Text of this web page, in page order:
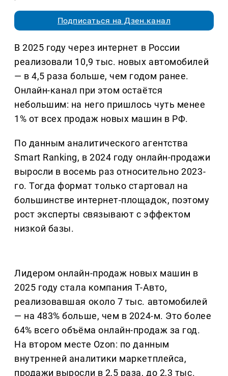
Подписаться на Дзен.канал
В 2025 году через интернет в России
реализовали 10,9 тыс. новых автомобилей
— в 4,5 раза больше, чем годом ранее.
Онлайн-канал при этом остаётся
небольшим: на него пришлось чуть менее
1% от всех продаж новых машин в РФ.
По данным аналитического агентства
Smart Ranking, в 2024 году онлайн-продажи
выросли в восемь раз относительно 2023-
го. Тогда формат только стартовал на
большинстве интернет-площадок, поэтому
рост эксперты связывают с эффектом
низкой базы.
Лидером онлайн-продаж новых машин в
2025 году стала компания Т-Авто,
реализовавшая около 7 тыс. автомобилей
— на 483% больше, чем в 2024-м. Это более
64% всего объёма онлайн-продаж за год.
На втором месте Ozon: по данным
внутренней аналитики маркетплейса,
продажи выросли в 2,5 раза, до 2,3 тыс.